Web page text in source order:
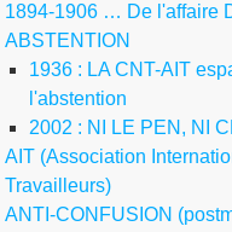
1894-1906 … De l'affaire
ABSTENTION
1936 : LA CNT-AIT
l'abstention
2002 : NI LE PEN, NI
AIT (Association
Travailleurs)
ANTI-CONFUSION